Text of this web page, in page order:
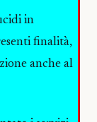
in
finalità,
anche al